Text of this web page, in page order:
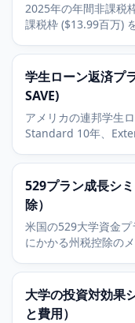
2025年の年間非課税
課税枠 ($13.99百万)
学生ローン返済プ
SAVE)
アメリカの連邦学生
Standard 10年、
529プラン成長シ
除）
米国の529大学資金
にかかる州税控除の
大学の投資対効果
と費用）